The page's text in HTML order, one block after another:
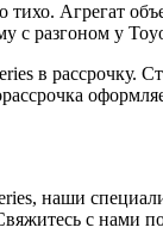
Агрегат
разгоном у
в рассрочку.
наши
с нами